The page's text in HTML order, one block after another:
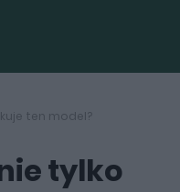
ten model?
tylko